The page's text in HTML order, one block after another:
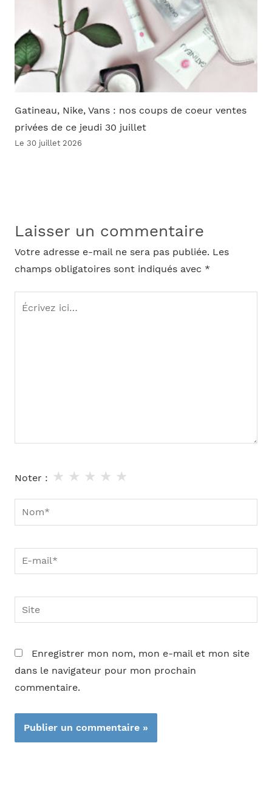
Gatineau, Nike, Vans : nos coups de coeur ventes
privées de ce jeudi 30 juillet
Le 30 juillet 2026
Laisser un commentaire
Votre adresse e-mail ne sera pas publiée. Les
champs obligatoires sont indiqués avec *
Écrivez
Noter : ★
★
★
★
★
Nom*
E-
mail*
Site
Enregistrer mon nom, mon e-mail et mon site
dans le navigateur pour mon prochain
commentaire.